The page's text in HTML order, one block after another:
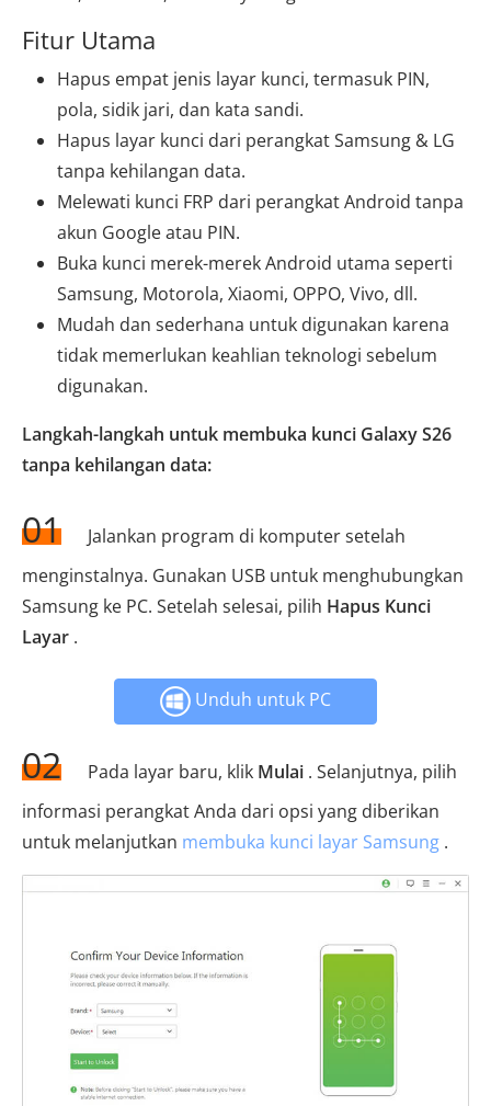
Fitur Utama
Hapus empat jenis layar kunci, termasuk PIN,
pola, sidik jari, dan kata sandi.
Hapus layar kunci dari perangkat Samsung & LG
tanpa kehilangan data.
Melewati kunci FRP dari perangkat Android tanpa
akun Google atau PIN.
Buka kunci merek-merek Android utama seperti
Samsung, Motorola, Xiaomi, OPPO, Vivo, dll.
Mudah dan sederhana untuk digunakan karena
tidak memerlukan keahlian teknologi sebelum
digunakan.
Langkah-langkah untuk membuka kunci Galaxy S26
tanpa kehilangan data:
01
Jalankan program di komputer setelah
menginstalnya. Gunakan USB untuk menghubungkan
Samsung ke PC. Setelah selesai, pilih Hapus Kunci
Layar .
Unduh untuk PC
02 Pada layar baru, klik Mulai . Selanjutnya, pilih
informasi perangkat Anda dari opsi yang diberikan
untuk melanjutkan membuka kunci layar Samsung .